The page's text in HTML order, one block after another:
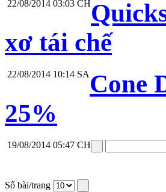
22/08/2014 03:03 CH
xơ tái chế
22/08/2014 10:14 SA Cone
25%
19/08/2014 05:47 CH
Số bài/trang